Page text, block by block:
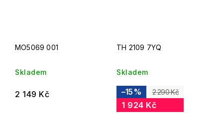
MO5069 001
Skladem
2 149 Kč
TH 2109 7YQ
Skladem
2 290 Kč
–15 %
1 924 Kč